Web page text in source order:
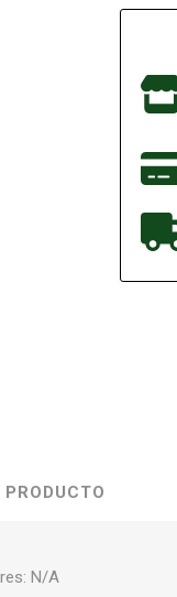
N/A